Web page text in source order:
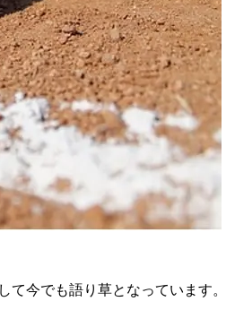
今でも語り草となっています